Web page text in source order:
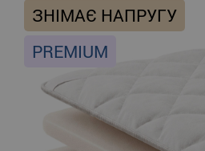
ЗНІМАЄ НАПРУГУ
PREMIUM